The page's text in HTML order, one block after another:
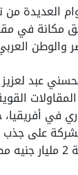
العديدة
مكانة في
والوطن
عبد
في
على جذب